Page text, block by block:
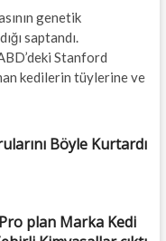
genetik
saptandı.
Stanford
kedilerin tüylerine ve
Böyle Kurtardı
plan Marka Kedi